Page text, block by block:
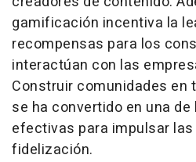
gamificación incentiva la
recompensas para los
interactúan con las
Construir comunidades en
se ha convertido en una
efectivas para impulsar
fidelización.